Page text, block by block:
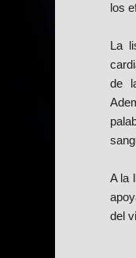
los
La
de
A la
del